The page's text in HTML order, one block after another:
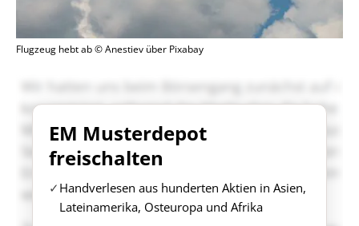
Flugzeug hebt ab © Anestiev über Pixabay
EM Musterdepot
freischalten
Handverlesen aus hunderten Aktien in Asien,
Lateinamerika, Osteuropa und Afrika